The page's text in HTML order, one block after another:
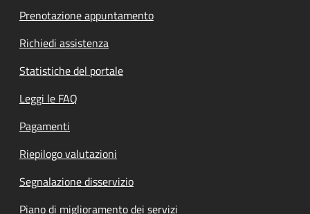
Prenotazione appuntamento
Richiedi assistenza
Statistiche del portale
Leggi le FAQ
Pagamenti
Riepilogo valutazioni
Segnalazione disservizio
Piano di miglioramento dei servizi